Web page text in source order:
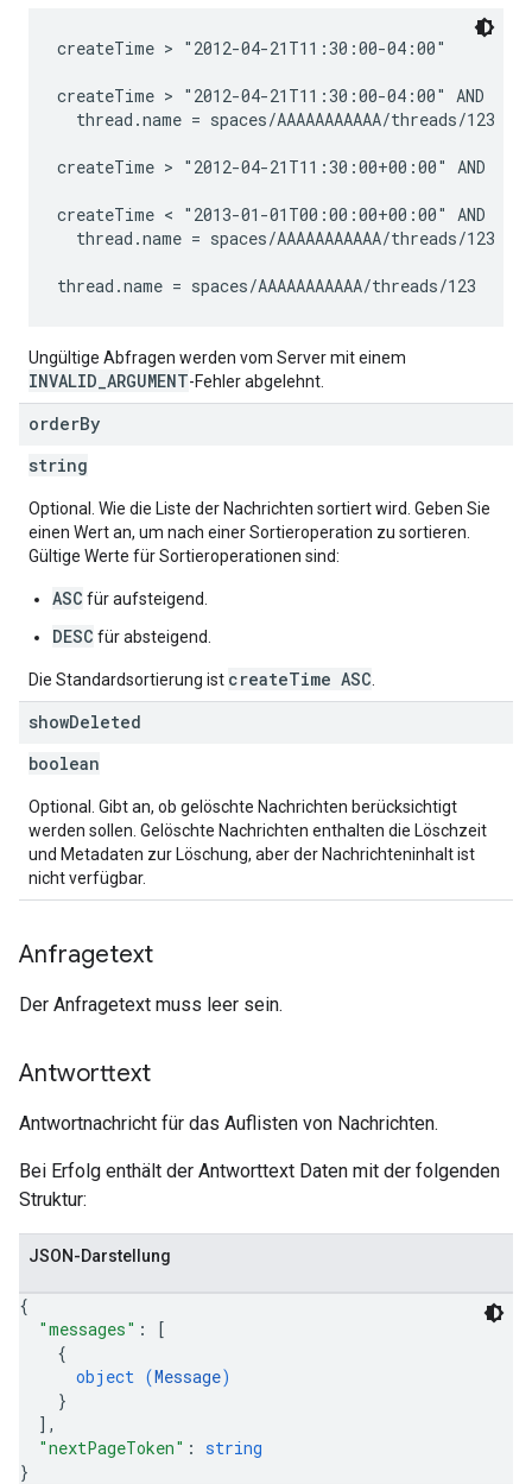
createTime > "2012-04-21T11:30:00-04:00"
createTime > "2012-04-21T11:30:00-04:00" AND
  thread.name = spaces/AAAAAAAAAAA/threads/123
createTime > "2012-04-21T11:30:00+00:00" AND
createTime < "2013-01-01T00:00:00+00:00" AND
  thread.name = spaces/AAAAAAAAAAA/threads/123
Ungültige Abfragen werden vom Server mit einem
INVALID_ARGUMENT-Fehler abgelehnt.
orderBy
string
Optional. Wie die Liste der Nachrichten sortiert wird. Geben Sie
einen Wert an, um nach einer Sortieroperation zu sortieren.
Gültige Werte für Sortieroperationen sind:
ASC für aufsteigend.
DESC für absteigend.
Die Standardsortierung ist createTime ASC
showDeleted
boolean
Optional. Gibt an, ob gelöschte Nachrichten berücksichtigt
werden sollen. Gelöschte Nachrichten enthalten die Löschzeit
und Metadaten zur Löschung, aber der Nachrichteninhalt ist
nicht verfügbar.
Anfragetext
Der Anfragetext muss leer sein.
Antworttext
Antwortnachricht für das Auflisten von Nachrichten.
Bei Erfolg enthält der Antworttext Daten mit der folgenden
Struktur:
JSON-Darstellung
{
"messages" :
[
{
object (Message)
}
] ,
"nextPageToken" : string
}